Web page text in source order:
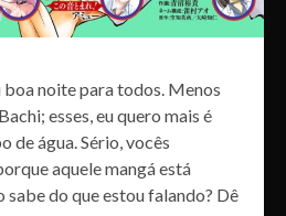
noite para todos. Menos
esses, eu quero mais é
de água. Sério, vocês
aquele mangá está
sabe do que estou falando? Dê